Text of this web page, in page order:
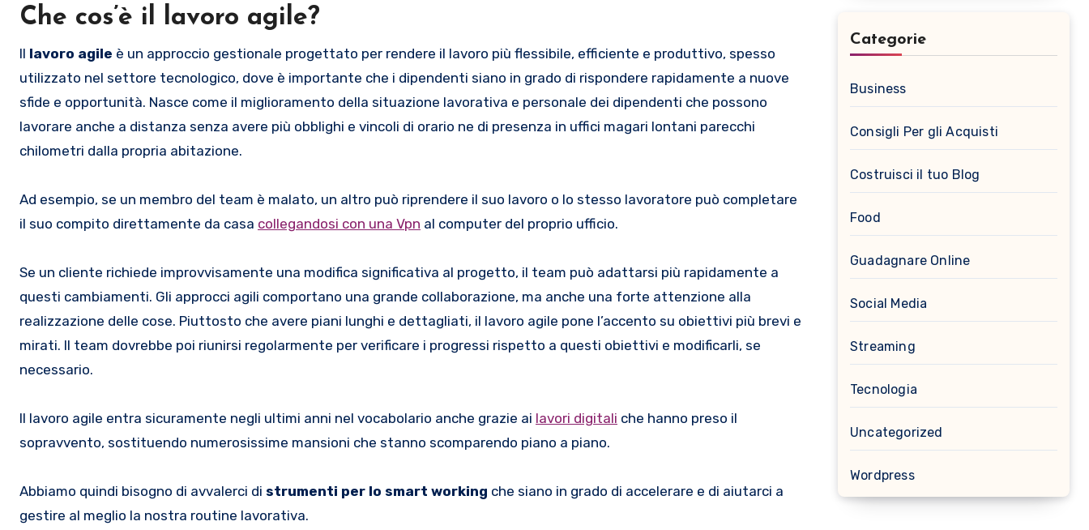
Che cos’è il lavoro agile?
Il lavoro agile è un approccio gestionale progettato per rendere il lavoro più flessibile, efficiente e produttivo, spesso
utilizzato nel settore tecnologico, dove è importante che i dipendenti siano in grado di rispondere rapidamente a nuove
sfide e opportunità. Nasce come il miglioramento della situazione lavorativa e personale dei dipendenti che possono
lavorare anche a distanza senza avere più obblighi e vincoli di orario ne di presenza in uffici magari lontani parecchi
chilometri dalla propria abitazione.
Ad esempio, se un membro del team è malato, un altro può riprendere il suo lavoro o lo stesso lavoratore può completare
il suo compito direttamente da casa collegandosi con una Vpn al computer del proprio ufficio.
Se un cliente richiede improvvisamente una modifica significativa al progetto, il team può adattarsi più rapidamente a
questi cambiamenti. Gli approcci agili comportano una grande collaborazione, ma anche una forte attenzione alla
realizzazione delle cose. Piuttosto che avere piani lunghi e dettagliati, il lavoro agile pone l’accento su obiettivi più brevi e
mirati. Il team dovrebbe poi riunirsi regolarmente per verificare i progressi rispetto a questi obiettivi e modificarli, se
necessario.
Il lavoro agile entra sicuramente negli ultimi anni nel vocabolario anche grazie ai lavori digitali che hanno preso il
sopravvento, sostituendo numerosissime mansioni che stanno scomparendo piano a piano.
Abbiamo quindi bisogno di avvalerci di strumenti per lo smart working che siano in grado di accelerare e di aiutarci a
gestire al meglio la nostra routine lavorativa.
Categorie
Business
Consigli Per gli Acquisti
Costruisci il tuo Blog
Food
Guadagnare Online
Social Media
Streaming
Tecnologia
Uncategorized
Wordpress